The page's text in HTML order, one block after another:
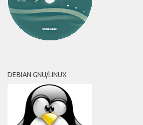
DEBIAN GNU/LINUX